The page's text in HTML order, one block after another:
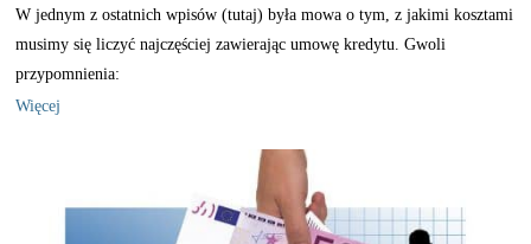
W jednym z ostatnich wpisów (tutaj) była mowa o tym, z jakimi kosztami
musimy się liczyć najczęściej zawierając umowę kredytu. Gwoli
przypomnienia:
Więcej